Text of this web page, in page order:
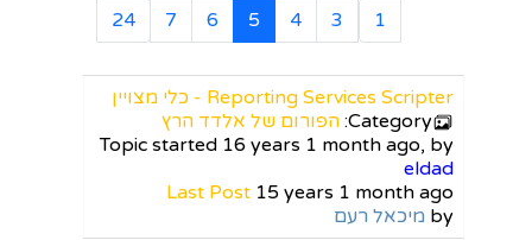
1
3
4
5
6
7
24
Reporting Services Scripter - כלי מצויין
Category: הפורום של אלדד הרץ
Topic started 16 years 1 month ago, by
eldad
Last Post 15 years 1 month ago
by מיכאל רעם